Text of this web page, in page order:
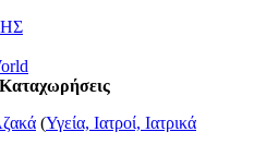
(Υγεία, Ιατροί, Ιατρικά